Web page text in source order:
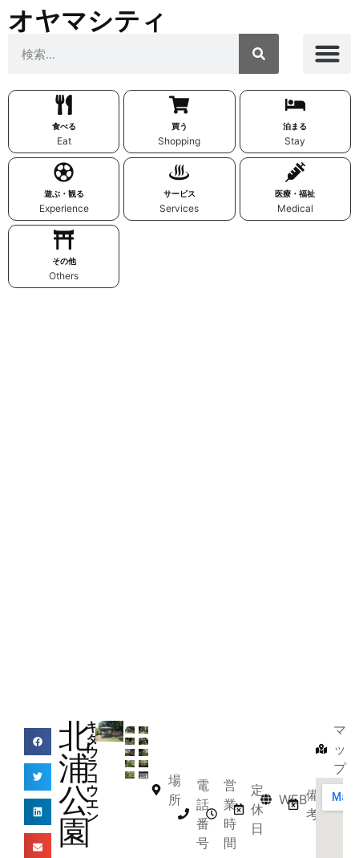
オヤマシティ
食べる
Eat
買う
Shopping
泊まる
Stay
遊ぶ・観る
Experience
サービス
Services
医療・福祉
Medical
その他
Others
北
浦
公
園
キ
タ
ウ
ラ
コ
ウ
エ
ン
場
所
電
話
番
号
営
業
時
間
定
休
日
WEB備
考
マ
ッ
プ